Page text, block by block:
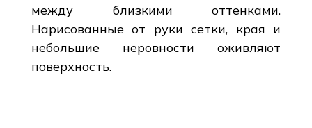
между близкими оттенками.
Нарисованные от руки сетки, края и
небольшие неровности оживляют
поверхность.